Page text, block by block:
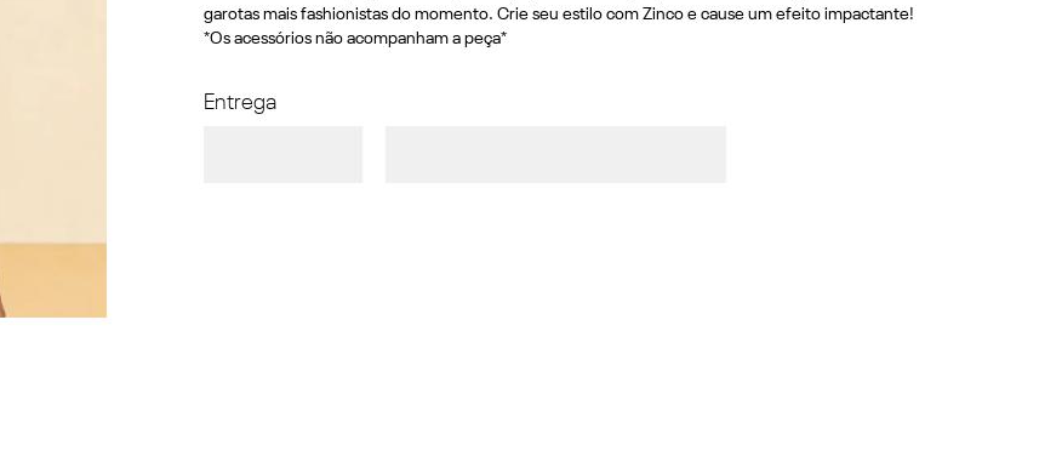
garotas mais fashionistas do momento. Crie seu estilo com Zinco e cause um efeito impactante!
*Os acessórios não acompanham a peça*
Entrega